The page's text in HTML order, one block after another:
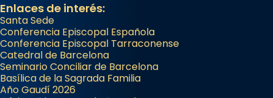
Enlaces de interés:
Santa Sede
Conferencia Episcopal Española
Conferencia Episcopal Tarraconense
Catedral de Barcelona
Seminario Conciliar de Barcelona
Basílica de la Sagrada Familia
Año Gaudí 2026